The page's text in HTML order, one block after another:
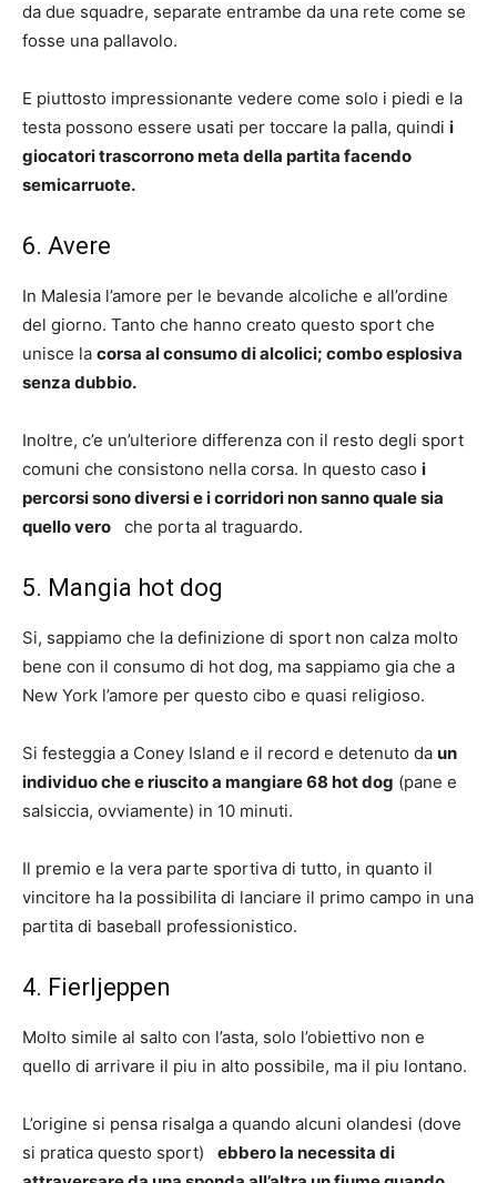
da due squadre, separate entrambe da una rete come se
fosse una pallavolo.
E piuttosto impressionante vedere come solo i piedi e la
testa possono essere usati per toccare la palla, quindi i
giocatori trascorrono meta della partita facendo
semicarruote.
6. Avere
In Malesia l’amore per le bevande alcoliche e all’ordine
del giorno. Tanto che hanno creato questo sport che
unisce la corsa al consumo di alcolici; combo esplosiva
senza dubbio.
Inoltre, c’e un’ulteriore differenza con il resto degli sport
comuni che consistono nella corsa. In questo caso i
percorsi sono diversi e i corridori non sanno quale sia
quello vero che porta al traguardo.
5. Mangia hot dog
Si, sappiamo che la definizione di sport non calza molto
bene con il consumo di hot dog, ma sappiamo gia che a
New York l’amore per questo cibo e quasi religioso.
Si festeggia a Coney Island e il record e detenuto da un
individuo che e riuscito a mangiare 68 hot dog (pane e
salsiccia, ovviamente) in 10 minuti.
Il premio e la vera parte sportiva di tutto, in quanto il
vincitore ha la possibilita di lanciare il primo campo in una
partita di baseball professionistico.
4. Fierljeppen
Molto simile al salto con l’asta, solo l’obiettivo non e
quello di arrivare il piu in alto possibile, ma il piu lontano.
L’origine si pensa risalga a quando alcuni olandesi (dove
si pratica questo sport) ebbero la necessita di